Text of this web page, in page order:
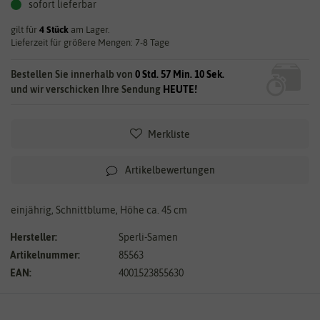
sofort lieferbar
gilt für 4 Stück am Lager.
Lieferzeit für größere Mengen: 7-8 Tage
Bestellen Sie innerhalb von 0 Std. 57 Min. 9 Sek.
und wir verschicken Ihre Sendung HEUTE!
Merkliste
Artikelbewertungen
einjährig, Schnittblume, Höhe ca. 45 cm
Hersteller:
Sperli-Samen
Artikelnummer:
85563
EAN:
4001523855630